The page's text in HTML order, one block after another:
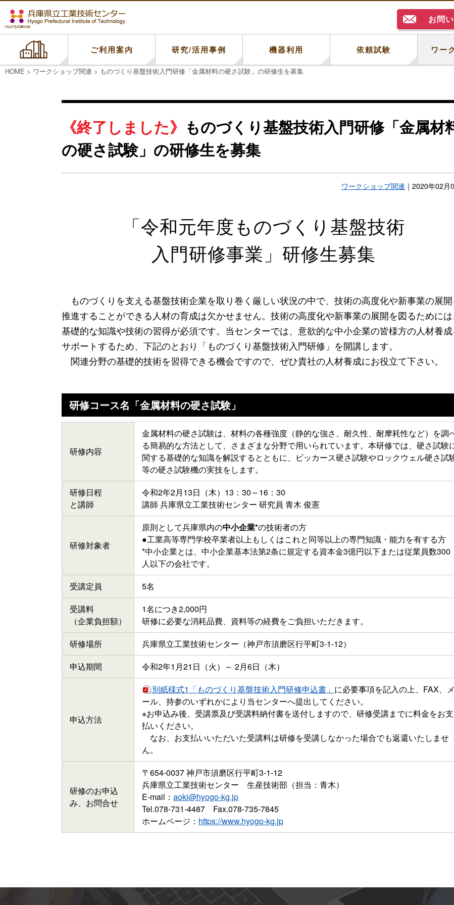
ご利用案内 研究/活用事例 機器利用 依頼試験 ワー
お問
HOME > ワークショップ関連 > ものづくり基盤技術入門研修「金属材料の硬さ試験」の研修生を募集
ものづくり基盤技術入門研修「金属材
の硬さ試験」の研修生を募集
ワークショップ関連 ｜ 2020年02月
「令和元年度ものづくり基盤技術
入門研修事業」研修生募集
ものづくりを支える基盤技術企業を取り巻く厳しい状況の中で、技術の高度化や新事業の展開
推進することができる人材の育成は欠かせません。技術の高度化や新事業の展開を図るためには
基礎的な知識や技術の習得が必須です。当センターでは、意欲的な中小企業の皆様方の人材養成
サポートするため、下記のとおり「ものづくり基盤技術入門研修」を開講します。
関連分野の基礎的技術を習得できる機会ですので、ぜひ貴社の人材養成にお役立て下さい。
研修コース名「金属材料の硬さ試験」
研修内容
金属材料の硬さ試験は、材料の各種強度（静的な強さ、耐久性、耐摩耗性など）を調
る簡易的な方法として、さまざまな分野で用いられています。本研修では、硬さ試験
関する基礎的な知識を解説するとともに、ビッカース硬さ試験やロックウェル硬さ試
等の硬さ試験機の実技をします。
研修日程
と講師
令和2年2月13日（木） 13：30～16：30
講師 兵庫県立工業技術センター 研究員 青木 俊憲
研修対象者
原則として兵庫県内の中小企業*の技術者の方
●工業高等専門学校卒業者以上もしくはこれと同等以上の専門知識・能力を有する方
*中小企業とは、中小企業基本法第2条に規定する資本金3億円以下または従業員数300
人以下の会社です。
受講定員
5名
受講料
（企業負担額）
1名につき2,000円
研修に必要な消耗品費、資料等の経費をご負担いただきます。
研修場所
兵庫県立工業技術センター（神戸市須磨区行平町3-1-12）
申込期間
令和2年1月21日（火）～ 2月6日（木）
申込方法
別紙様式1「ものづくり基盤技術入門研修申込書」 に必要事項を記入の上、FAX、メ
ール、持参のいずれかにより当センターへ提出してください。
※お申込み後、受講票及び受講料納付書を送付しますので、研修受講までに料金をお支
払いください。
なお、お支払いいただいた受講料は研修を受講しなかった場合でも返還いたしませ
ん。
研修のお申込
み、 お問合せ
〒654-0037 神戸市須磨区行平町3-1-12
兵庫県立工業技術センター 生産技術部（担当：青木）
E-mail： aoki@hyogo-kg.jp
Tel.078-731-4487 Fax.078-735-7845
ホームページ： https://www.hyogo-kg.jp